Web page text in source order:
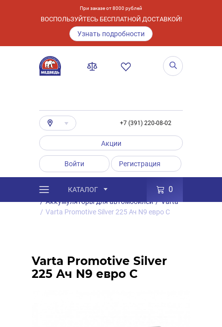
При заказе от 8000 рублей
ВОСПОЛЬЗУЙТЕСЬ БЕСПЛАТНОЙ ДОСТАВКОЙ!
Узнать подробности
+7 (391) 220-08-02
Акции
Войти Регистрация
КАТАЛОГ 0
Каталог / Товары
Аккумуляторы
/ Аккумуляторы для автомобилей / Varta
/ Varta Promotive Silver 225 Ач N9 евро C
Varta Promotive Silver
225 Ач N9 евро C